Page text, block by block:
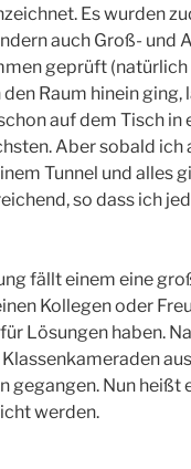
Es wurden
auch Groß- und
geprüft
Raum hinein ging,
auf dem Tisch in
Aber sobald ich
Tunnel und alles
so dass ich
fällt einem eine
Kollegen oder
Lösungen haben.
gegangen. Nun heißt
werden.